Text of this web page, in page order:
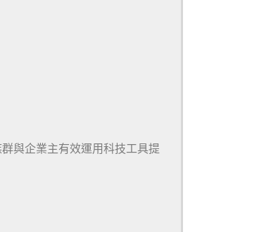
與企業主有效運用科技工具提